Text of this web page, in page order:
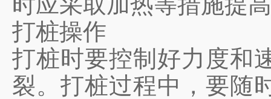
打桩操作
打桩时要控制好力度和
裂。打桩过程中，要随